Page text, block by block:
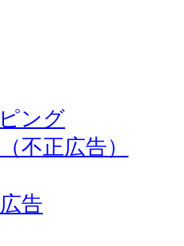
ング
不正広告）
告